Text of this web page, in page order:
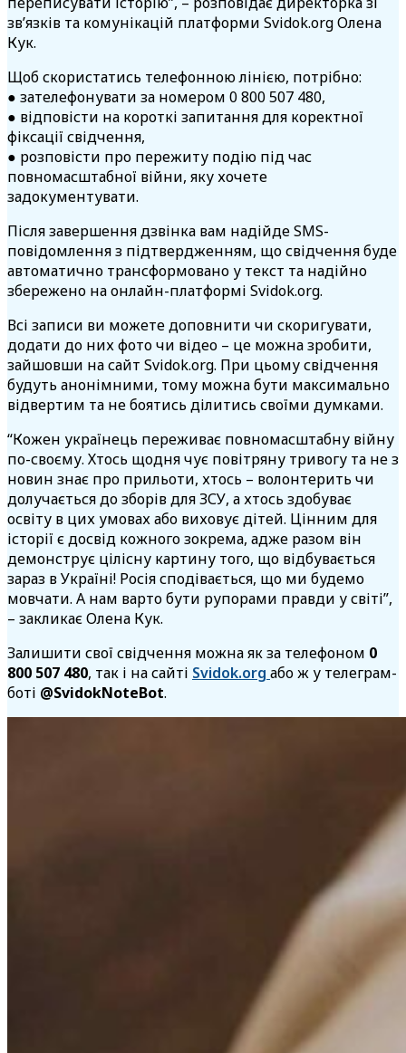
зв’язків та комунікацій платформи Svidok.org Олена
Кук.
Щоб скористатись телефонною лінією, потрібно:
● зателефонувати за номером 0 800 507 480,
● відповісти на короткі запитання для коректної
фіксації свідчення,
● розповісти про пережиту подію під час
повномасштабної війни, яку хочете
задокументувати.
Після завершення дзвінка вам надійде SMS-
повідомлення з підтвердженням, що свідчення буде
автоматично трансформовано у текст та надійно
збережено на онлайн-платформі Svidok.org.
Всі записи ви можете доповнити чи скоригувати,
додати до них фото чи відео – це можна зробити,
зайшовши на сайт Svidok.org. При цьому свідчення
будуть анонімними, тому можна бути максимально
відвертим та не боятись ділитись своїми думками.
“Кожен українець переживає повномасштабну війну
по-своєму. Хтось щодня чує повітряну тривогу та не з
новин знає про прильоти, хтось – волонтерить чи
долучається до зборів для ЗСУ, а хтось здобуває
освіту в цих умовах або виховує дітей. Цінним для
історії є досвід кожного зокрема, адже разом він
демонструє цілісну картину того, що відбувається
зараз в Україні! Росія сподівається, що ми будемо
мовчати. А нам варто бути рупорами правди у світі”,
– закликає Олена Кук.
Залишити свої свідчення можна як за телефоном 0
800 507 480, так і на сайті Svidok.org або ж у телеграм-
боті @SvidokNoteBot.